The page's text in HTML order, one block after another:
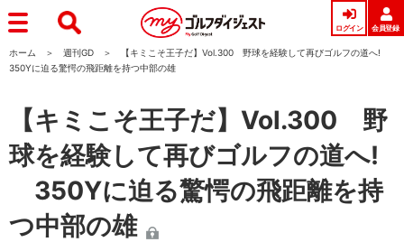
ログイン 会員登録
ホーム 週刊GD
【キミこそ王子だ】Vol.300 野球を経験して再びゴルフの道へ!
350Yに迫る驚愕の飛距離を持つ中部の雄
【キミこそ王子だ】Vol.300 野
球を経験して再びゴルフの道へ!
350Yに迫る驚愕の飛距離を持
つ中部の雄